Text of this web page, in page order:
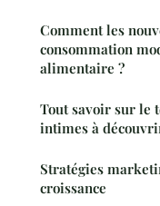
Comment les
consommation
alimentaire ?
Tout savoir sur le
intimes à
Stratégies
croissance